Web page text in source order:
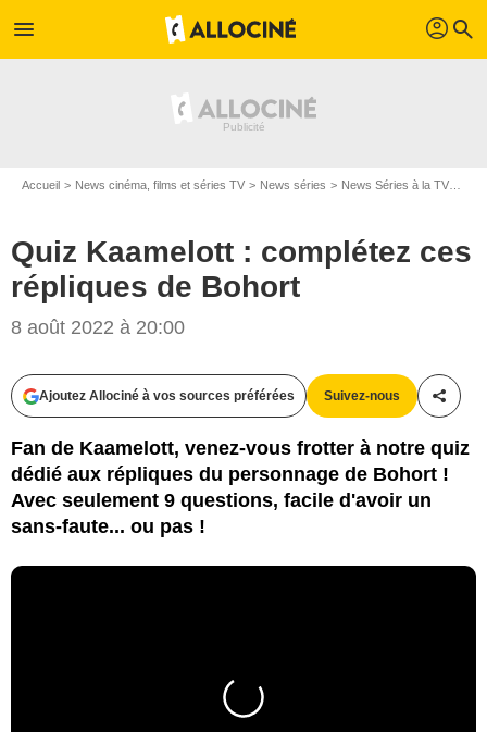
menu profil search
Accueil News cinéma, films et séries TV News séries News Séries à la TV
Quiz Kaamelott : complétez ces
répliques de Bohort
8 août 2022 à 20:00
Ajoutez Allociné à vos sources préférées Suivez-nous
Fan de Kaamelott, venez-vous frotter à notre quiz
dédié aux répliques du personnage de Bohort !
Avec seulement 9 questions, facile d'avoir un
sans-faute... ou pas !